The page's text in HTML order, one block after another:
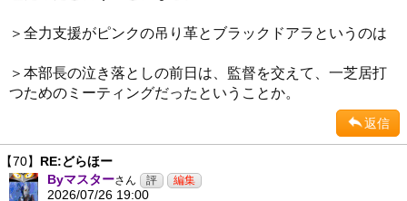
＞全力支援がピンクの吊り革とブラックドアラというのは
＞本部長の泣き落としの前日は、監督を交えて、一芝居打
つためのミーティングだったということか。
返信
【70】 RE:どらほー
Byマスターさん
2026/07/26 19:00